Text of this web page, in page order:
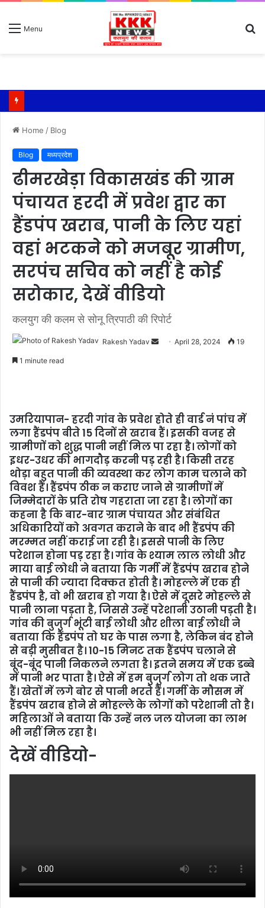
Menu
Home / Blog
Blog मध्यप्रदेश
ढीमरखेड़ा विकासखंड की ग्राम
पंचायत हरदी में प्रवेश द्वार का
हैंडपंप खराब, पानी के लिए यहां
वहां भटकने को मजबूर ग्रामीण,
सरपंच सचिव को नहीं है कोई
सरोकार, देखें वीडियो
कलयुग की कलम से सोनू त्रिपाठी की रिपोर्ट
Rakesh Yadav
n
e
m
a
i
l
April 28, 2024 19
1 minute read
उमरियापान- हरदी गांव के प्रवेश होते ही वार्ड नं पांच में
लगा हैंडपंप बीते 15 दिनों से खराब हैं। इसकी वजह से
ग्रामीणों को शुद्ध पानी नहीं मिल पा रहा है। लोगों को
इधर-उधर की भागदौड़ करनी पड़ रही है। किसी तरह
थोड़ा बहुत पानी की व्यवस्था कर लोग काम चलाने को
विवश हैं। हैंडपंप ठीक न कराए जाने से ग्रामीणों में
जिम्मेदारों के प्रति रोष गहराता जा रहा है। लोगों का
कहना है कि बार-बार ग्राम पंचायत और संबंधित
अधिकारियों को अवगत कराने के बाद भी हैंडपंप की
मरम्मत नहीं कराई जा रही है। इससे पानी के लिए
परेशान होना पड़ रहा है। गांव के श्याम लाल लोधी और
माया बाई लोधी ने बताया कि गर्मी में हैंडपंप खराब होने
से पानी की ज्यादा दिक्कत होती है। मोहल्ले में एक ही
हैंडपंप है, वो भी खराब हो गया है। ऐसे में दूसरे मोहल्ले से
पानी लाना पड़ता है, जिससे उन्हें परेशानी उठानी पड़ती है।
गांव की बुजुर्ग भूंटी बाई लोधी और शीला बाई लोधी ने
बताया कि हैंडपंप तो घर के पास लगा है, लेकिन बंद होने
से बड़ी मुसीबत है। 10-15 मिनट तक हैंडपंप चलाने से
बूंद-बूंद पानी निकलने लगता है। इतने समय में एक डब्बे
में पानी भर पाता है। ऐसे में हम बुजुर्ग लोग तो थक जाते
हैं। खेतों में लगे बोर से पानी भरते हैं। गर्मी के मौसम में
हैंडपंप खराब होने से मोहल्ले के लोगों को परेशानी तो है।
महिलाओं ने बताया कि उन्हें नल जल योजना का लाभ
भी नहीं मिल रहा है।
देखें वीडियो-